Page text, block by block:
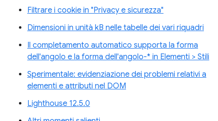
Filtrare i cookie in "Privacy e sicurezza"
Dimensioni in unità kB nelle tabelle dei vari riquadri
Il completamento automatico supporta la forma
dell'angolo e la forma dell'angolo-* in Elementi > Stili
Sperimentale: evidenziazione dei problemi relativi a
elementi e attributi nel DOM
Lighthouse 12.5.0